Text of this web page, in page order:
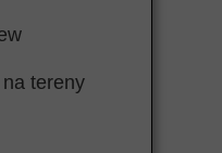
tereny